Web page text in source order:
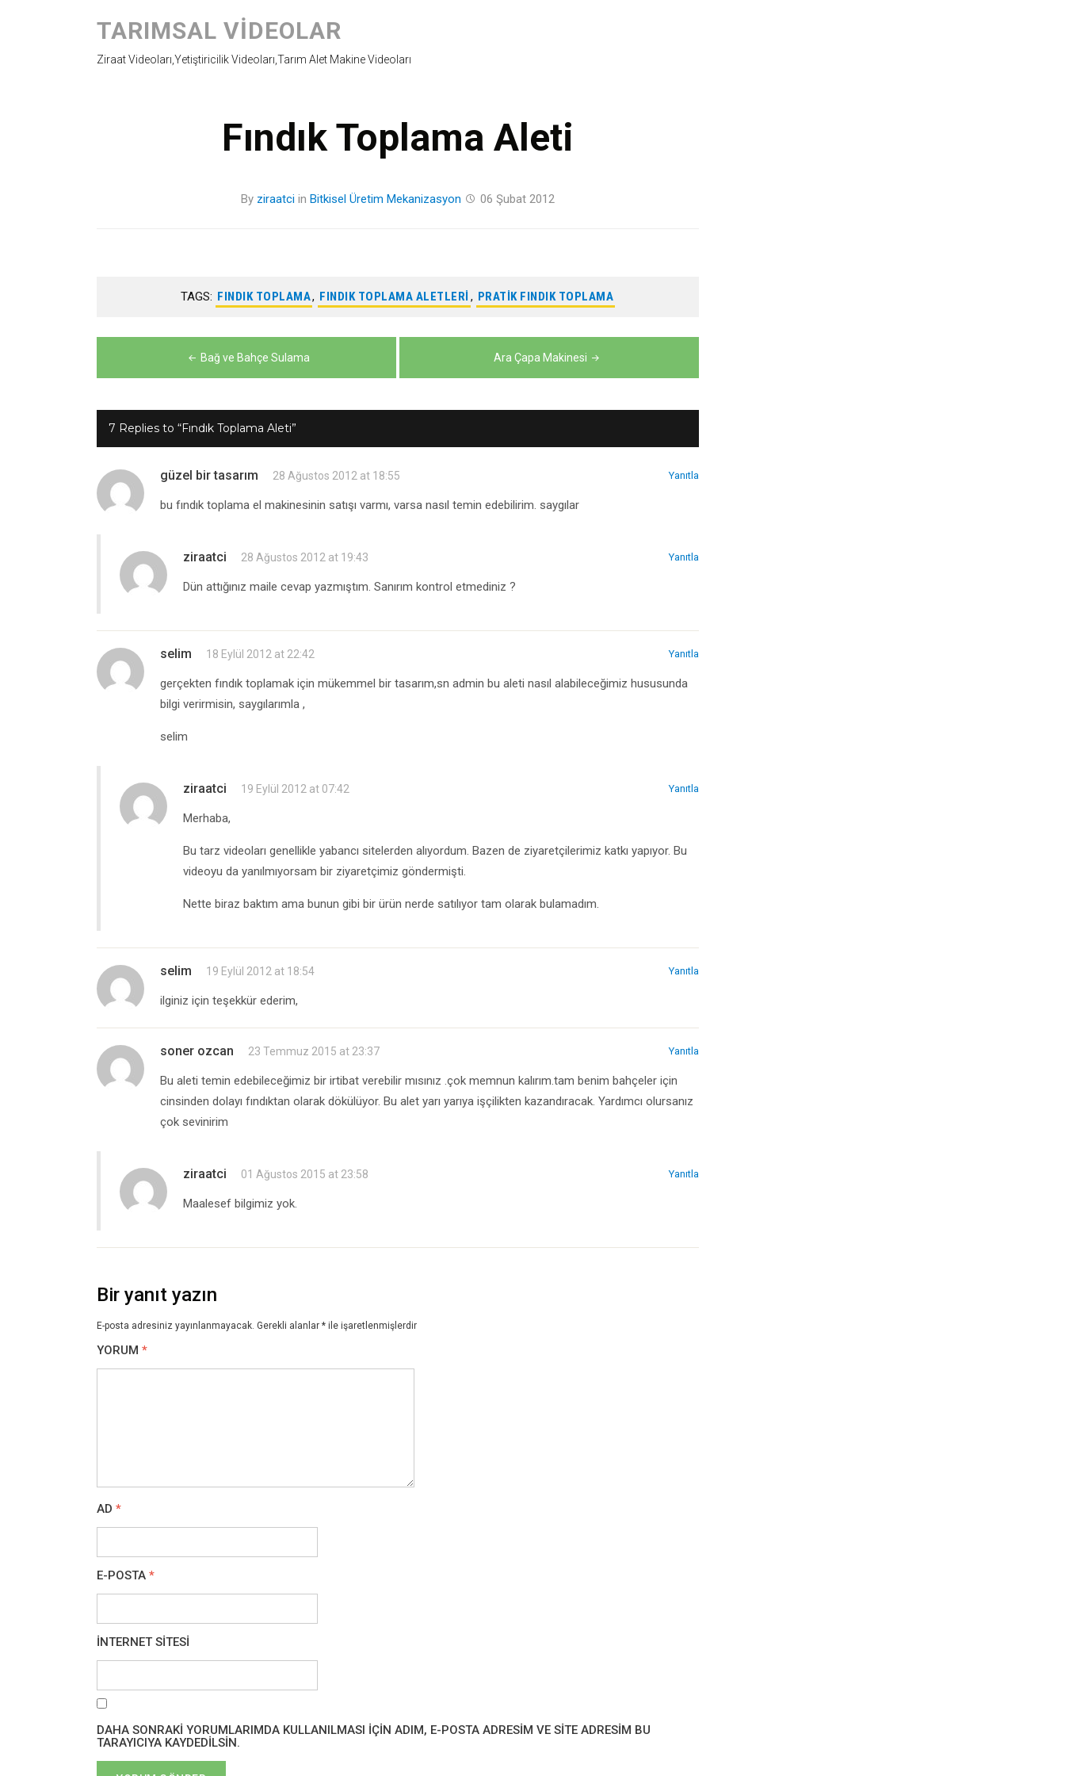
TARIMSAL VIDEOLAR
Ziraat Videoları,Yetiştiricilik Videoları,Tarım Alet Makine Videoları
Fındık Toplama Aleti
By ziraatci in Bitkisel Üretim Mekanizasyon 06 Şubat 2012
TAGS: FINDIK TOPLAMA, FINDIK TOPLAMA ALETLERI , PRATIK FINDIK TOPLAMA
gezinmesi
Bağ ve Bahçe Sulama Ara Çapa Makinesi
7 Replies to “Fındık Toplama Aleti”
güzel bir tasarım 28 Ağustos 2012 at 18:55 Yanıtla
bu fındık toplama el makinesinin satışı varmı, varsa nasıl temin edebilirim. saygılar
ziraatci 28 Ağustos 2012 at 19:43 Yanıtla
Dün attığınız maile cevap yazmıştım. Sanırım kontrol etmediniz ?
selim 18 Eylül 2012 at 22:42 Yanıtla
gerçekten fındık toplamak için mükemmel bir tasarım,sn admin bu aleti nasıl alabileceğimiz hususunda
bilgi verirmisin, saygılarımla ,
selim
ziraatci 19 Eylül 2012 at 07:42 Yanıtla
Merhaba,
Bu tarz videoları genellikle yabancı sitelerden alıyordum. Bazen de ziyaretçilerimiz katkı yapıyor. Bu
videoyu da yanılmıyorsam bir ziyaretçimiz göndermişti.
Nette biraz baktım ama bunun gibi bir ürün nerde satılıyor tam olarak bulamadım.
selim 19 Eylül 2012 at 18:54 Yanıtla
ilginiz için teşekkür ederim,
soner ozcan 23 Temmuz 2015 at 23:37 Yanıtla
Bu aleti temin edebileceğimiz bir irtibat verebilir mısınız .çok memnun kalırım.tam benim bahçeler için
cinsinden dolayı fındıktan olarak dökülüyor. Bu alet yarı yarıya işçilikten kazandıracak. Yardımcı olursanız
çok sevinirim
ziraatci 01 Ağustos 2015 at 23:58 Yanıtla
Maalesef bilgimiz yok.
Bir yanıt yazın
E-posta adresiniz yayınlanmayacak. Gerekli alanlar * ile işaretlenmişlerdir
YORUM *
AD *
E-POSTA *
İNTERNET SITESI
DAHA SONRAKI YORUMLARIMDA KULLANILMASI IÇIN ADIM, E-POSTA ADRESIM VE SITE ADRESIM BU
TARAYICIYA KAYDEDILSIN.